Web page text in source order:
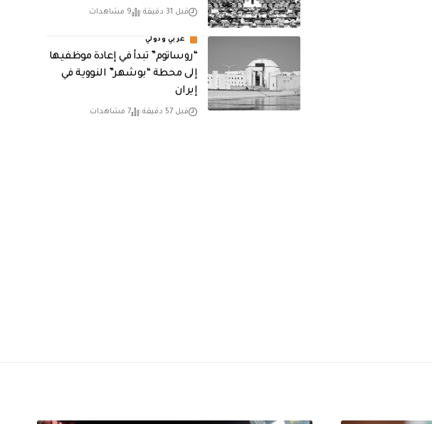
قبل 31 دقيقة 9 مشاهدات
عربي ودولي
“روساتوم” تبدأ في إعادة موظفيها
إلى محطة “بوشهر” النووية في
إيران
قبل 57 دقيقة 7 مشاهدات